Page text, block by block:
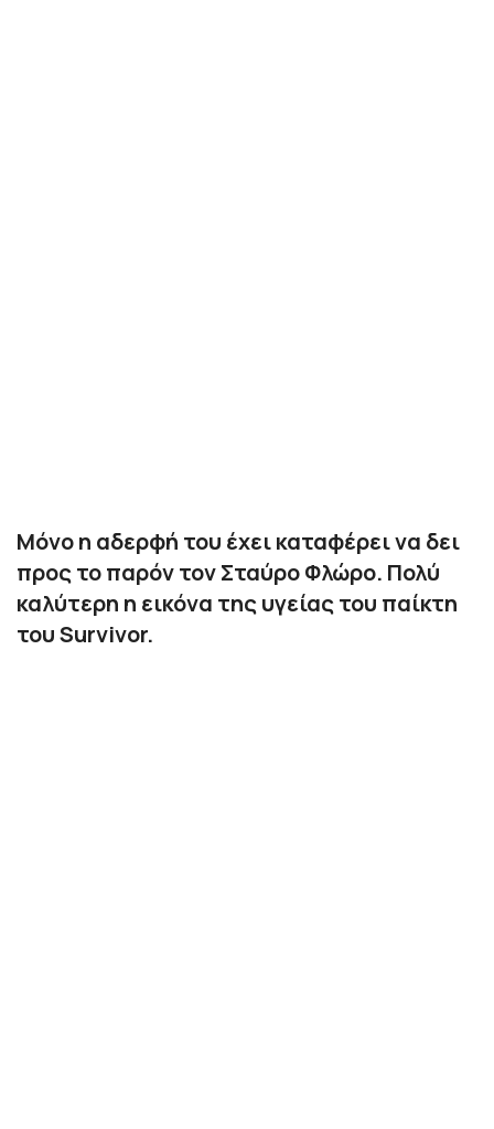
Μόνο η αδερφή του έχει καταφέρει να δει
προς το παρόν τον Σταύρο Φλώρο. Πολύ
καλύτερη η εικόνα της υγείας του παίκτη
του Survivor.